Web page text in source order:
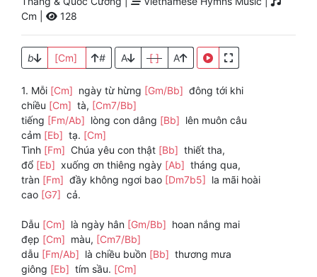
Cm |
128
b [Cm] # A [ ] A
1. Mỗi [Cm] ngày từ hừng [Gm/Bb] đông tới khi
chiều [Cm] tà, [Cm7/Bb]
tiếng [Fm/Ab] lòng con dâng [Bb] lên muôn câu
cảm [Eb] tạ. [Cm]
Tình [Fm] Chúa yêu con thật [Bb] thiết tha,
đổ [Eb] xuống ơn thiêng ngày [Ab] tháng qua,
tràn [Fm] đầy không ngơi bao [Dm7b5] la mãi hoài
cao [G7] cả.
Dẫu [Cm] là ngày hân [Gm/Bb] hoan nắng mai
đẹp [Cm] màu, [Cm7/Bb]
dẫu [Fm/Ab] là chiều buồn [Bb] thương mưa
giông [Eb] tím sầu. [Cm]